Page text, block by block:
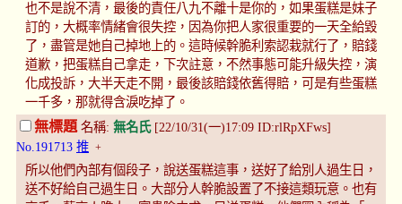
也不是說不清，最後的責任八九不離十是你的，如果蛋糕是妹子
訂的，大概率情緒會很失控，因為你把人家很重要的一天全給毀
了，盡管是她自己掉地上的。這時候幹脆利索認栽就行了，賠錢
道歉，把蛋糕自己拿走，下次註意，不然事態可能升級失控，演
化成投訴，大半天走不開，最後該賠錢依舊得賠，可是有些蛋糕
一千多，那就得含淚吃掉了。
無標題名稱: 無名氏[22/10/31(一)17:09 ID:rlRpXFws]
No.191713 推 +
所以他們內部有個段子，說送蛋糕這事，送好了給別人過生日，
送不好給自己過生日。大部分人幹脆設置了不接這類玩意。也有